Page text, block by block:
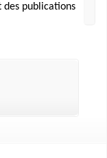
des publications